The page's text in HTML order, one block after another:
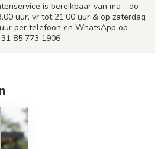
is bereikbaar van ma - do
uur, vr tot 21.00 uur & op zaterdag
per telefoon en WhatsApp op
85 773 1906